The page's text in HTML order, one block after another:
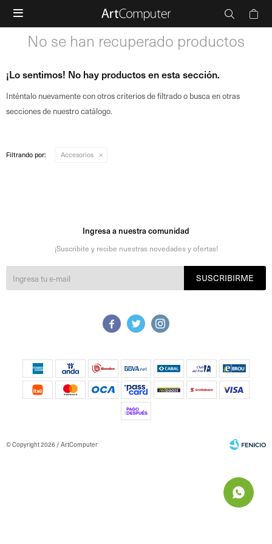

No se han recuperado productos
¡Lo sentimos! No hay productos en esta sección.
Inténtalo nuevamente con otros criterios de filtrado o busca en otras
secciones de nuestro catálogo.
Filtrando por: Accesorios
  
Ingresa a nuestra comunidad
¡Suscribite y recibe nuestras novedades y ofertas!
SUSCRIBIRME
© Copyright 2026 / ArtComputer